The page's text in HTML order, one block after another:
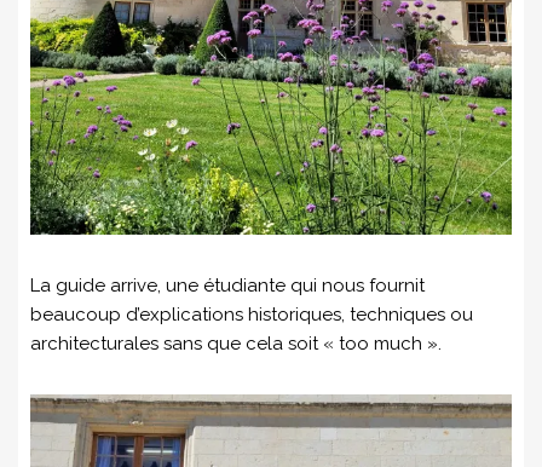
La guide arrive, une étudiante qui nous fournit
beaucoup d’explications historiques, techniques ou
architecturales sans que cela soit « too much ».